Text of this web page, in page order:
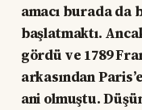
amacı burada
başlatmaktı.
gördü ve 1789
arkasından
ani olmuştu.